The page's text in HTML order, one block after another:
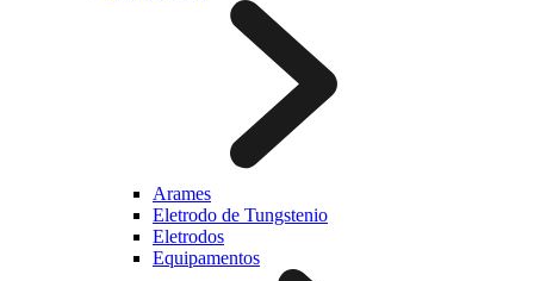
Arames
Eletrodo de Tungstenio
Eletrodos
Equipamentos